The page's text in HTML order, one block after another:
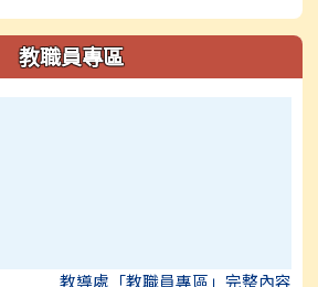
教職員專區
教導處「教職員專區」完整內容